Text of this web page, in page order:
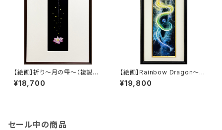
【絵画】祈り～月の雫～（複製
画）
¥18,700
【絵画】Rainbow Dragon～分
断の銀河を昇る～（サイズ小:20
0×400）（複製画）
¥19,800
セール中の商品